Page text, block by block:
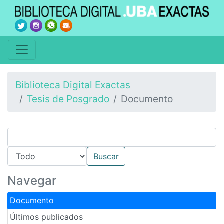
Biblioteca Digital Exactas
Tesis de Posgrado
Documento
Navegar
Documento
Últimos publicados